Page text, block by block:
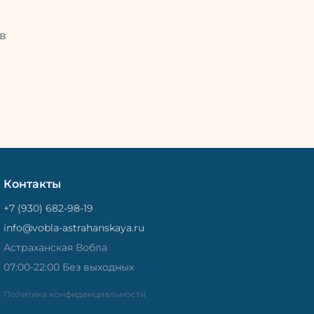
и не
Контакты
+7 (930) 682-98-19
info@vobla-astrahanskaya.ru
Астраханская Вобла
07:00-22:00 Без выходных
Политика конфиденциальности